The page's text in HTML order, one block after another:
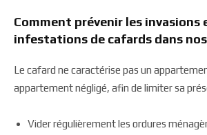
Comment prévenir les invasions
infestations de cafards dans
Le cafard ne caractérise pas un
appartement négligé, afin de limiter sa
Vider régulièrement les ordures